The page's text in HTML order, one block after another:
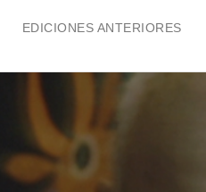
EDICIONES ANTERIORES